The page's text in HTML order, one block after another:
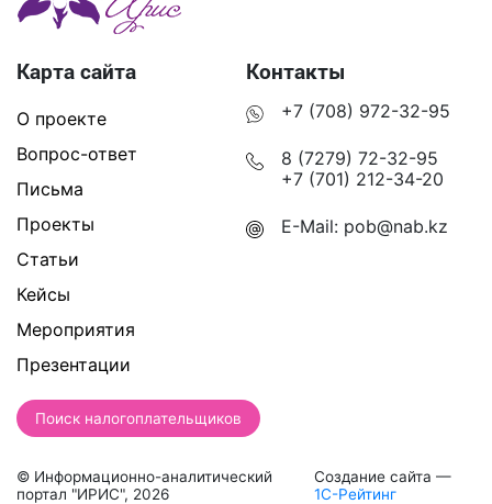
Карта сайта
О проекте
Вопрос-ответ
Письма
Проекты
Статьи
Кейсы
Мероприятия
Презентации
Контакты
+7 (708) 972-32-95
8 (7279) 72-32-95
+7 (701) 212-34-20
E-Mail: pob@nab.kz
Поиск налогоплательщиков
© Информационно-аналитический
портал "ИРИС", 2026
Создание сайта —
1С-Рейтинг